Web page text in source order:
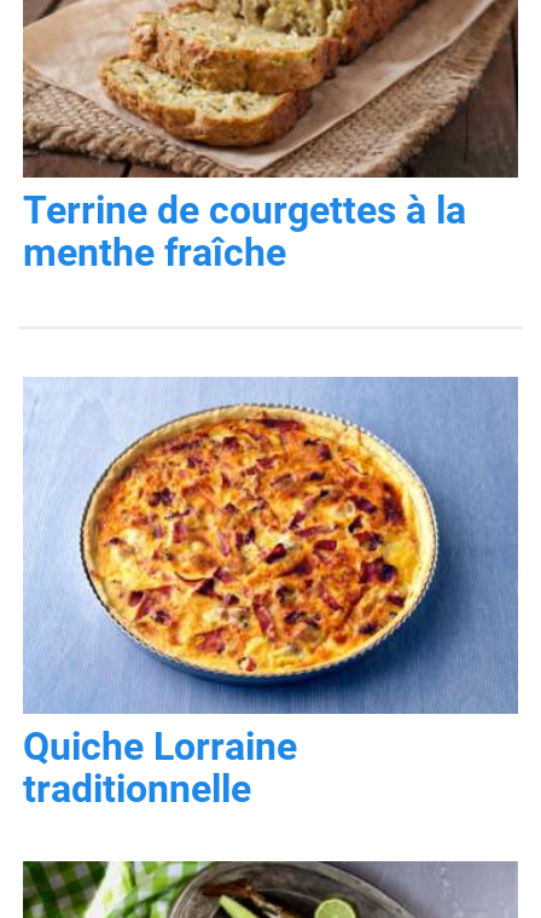
Terrine de courgettes à la
menthe fraîche
Quiche Lorraine
traditionnelle